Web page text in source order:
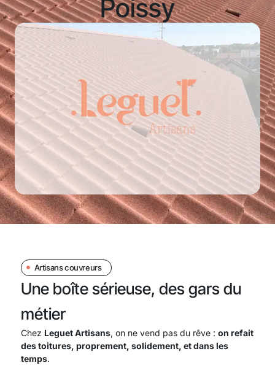
Poissy
Artisans couvreurs
Une boîte sérieuse, des gars du
métier
Chez Leguet Artisans, on ne vend pas du rêve : on refait
des toitures, proprement, solidement, et dans les
temps.